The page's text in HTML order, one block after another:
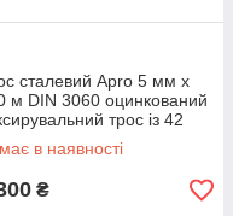
сталевий Apro 5 мм х
м DIN 3060 оцинкований
трос із 42
права хрестова свивка
в наявності
₴